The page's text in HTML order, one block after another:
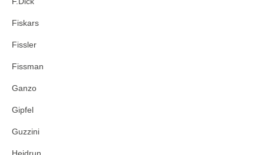
Fiskars
Fissler
Fissman
Ganzo
Gipfel
Guzzini